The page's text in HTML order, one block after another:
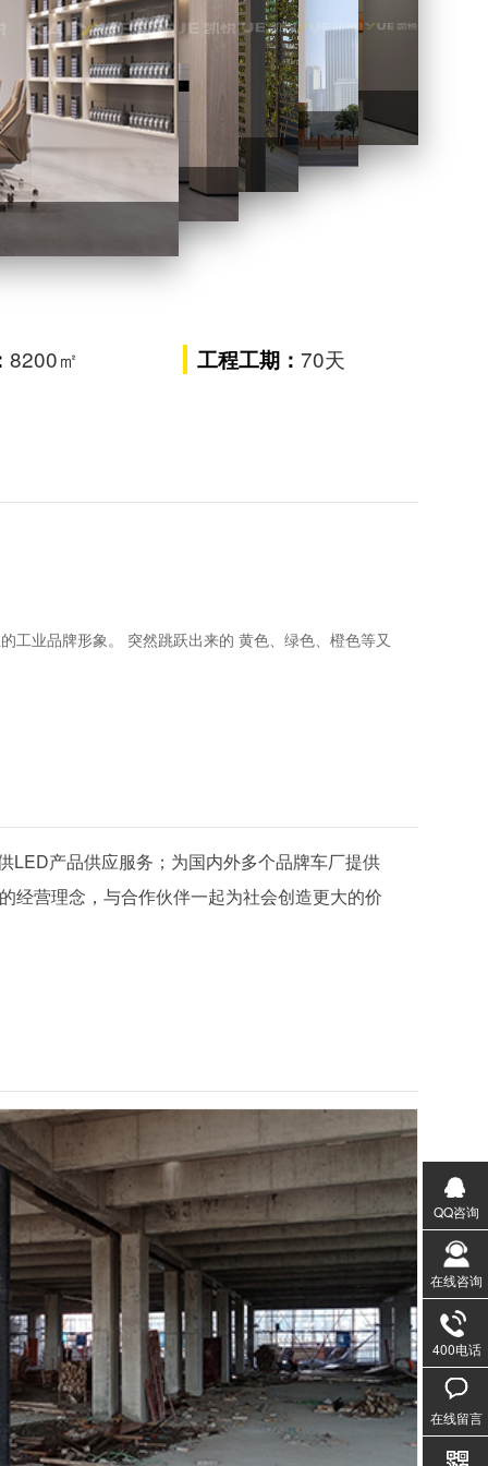
办公楼装修外观
区
办公楼装修外景
8200㎡ 工程工期： 70天
工业品牌形象。 突然跳跃出来的 黄色、绿色、橙色等又
LED产品供应服务；为国内外多个品牌车厂提供
经营理念，与合作伙伴一起为社会创造更大的价
QQ咨询
在线咨询
400电话
020-
在线留言